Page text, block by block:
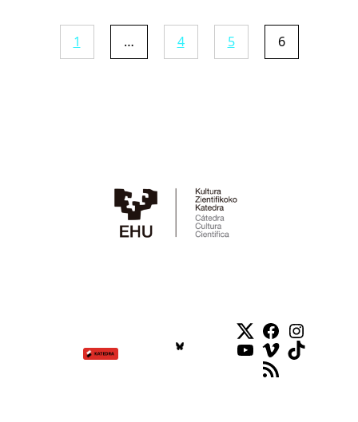
1 … 4 5 6
Twitter
Facebook
YouTube
VimeoTikTok
RSS Feed